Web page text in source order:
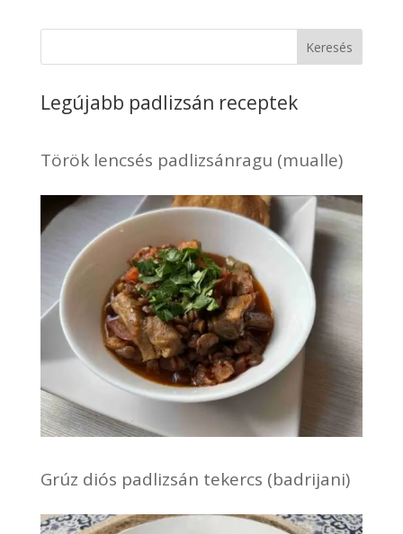
Keresés
Legújabb padlizsán receptek
Török lencsés padlizsánragu (mualle)
Grúz diós padlizsán tekercs (badrijani)